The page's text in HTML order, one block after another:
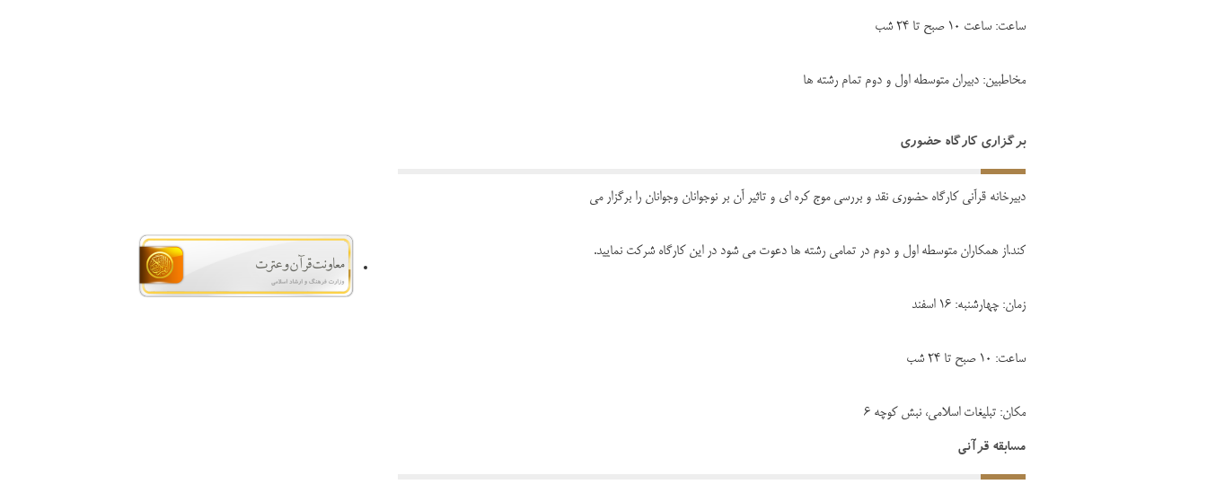
ساعت: ساعت 10 صبح تا 24 شب
مخاطبین: دبیران متوسطه اول و دوم تمام رشته ها
برگزاری کارگاه حضوری
دبیرخانه قرآنی کارگاه حضوری نقد و بررسی موج کره ای و تاثیر آن بر نوجوانان وجوانان را برگزار می
کند.از همکاران متوسطه اول و دوم در تمامی رشته ها دعوت می شود در این کارگاه شرکت نمایید.
زمان: چهارشنبه: 16 اسفند
ساعت: 10 صبح تا 24 شب
مکان: تبلیغات اسلامی، نبش کوچه 6
مسابقه قرآنی